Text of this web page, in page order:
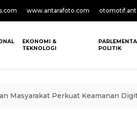
www.antarafoto.com
EKONOMI &
TEKNOLOGI
POLITIK
Masyarakat Perkuat Keamanan